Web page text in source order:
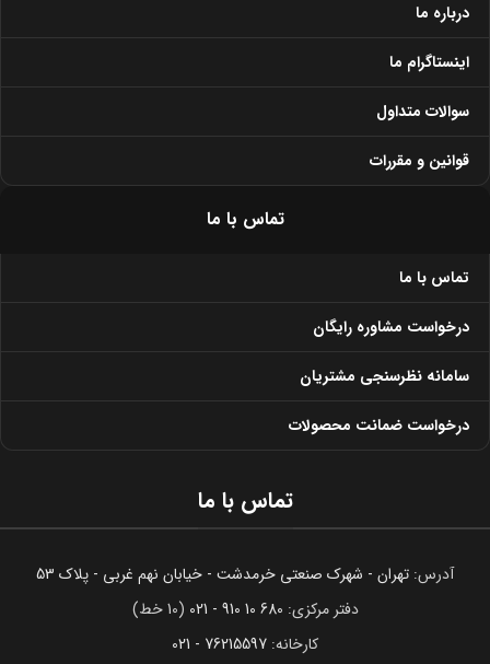
تماس با ما
تماس با ما
درخواست مشاوره رایگان
سامانه نظرسنجی مشتریان
درخواست ضمانت محصولات
درباره ما
اینستاگرام ما
سوالات متداول
قوانین و مقررات
تماس با ما
آدرس: تهران - شهرک صنعتی خرمدشت - خیابان نهم غربی - پلاک 53
دفتر مرکزی: 680 10 910 - 021
(10 خط)
کارخانه: 76215597 - 021